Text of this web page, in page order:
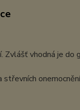
Zvlášť vhodná je do
střevních